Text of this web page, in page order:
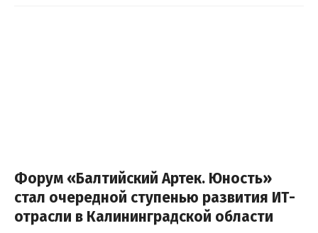
Форум «Балтийский Артек. Юность»
стал очередной ступенью развития ИТ-
отрасли в Калининградской области